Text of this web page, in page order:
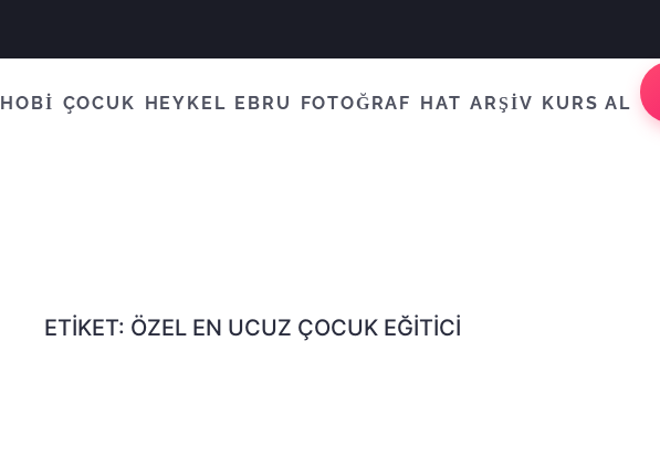
HOBİ ÇOCUK HEYKEL EBRU FOTOĞRAF HAT ARŞİV KURS AL
ETIKET: ÖZEL EN UCUZ ÇOCUK EĞITICI